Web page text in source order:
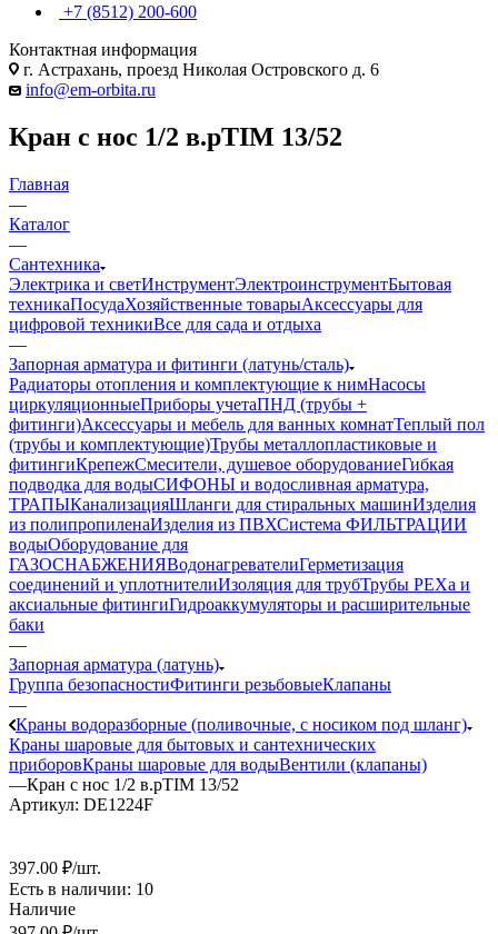
+7 (8512) 200-600
Контактная информация
г. Астрахань, проезд Николая Островского д. 6
info@em-orbita.ru
Кран с нос 1/2 в.рTIM 13/52
Главная
—
Каталог
—
Сантехника
Электрика и светИнструментЭлектроинструментБытовая
техникаПосудаХозяйственные товарыАксессуары для
цифровой техникиВсе для сада и отдыха
—
Запорная арматура и фитинги (латунь/сталь)
Радиаторы отопления и комплектующие к нимНасосы
циркуляционныеПриборы учетаПНД (трубы +
фитинги)Аксессуары и мебель для ванных комнатТеплый пол
(трубы и комплектующие)Трубы металлопластиковые и
фитингиКрепежСмесители, душевое оборудованиеГибкая
подводка для водыСИФОНЫ и водосливная арматура,
ТРАПЫКанализацияШланги для стиральных машинИзделия
из полипропиленаИзделия из ПВХСистема ФИЛЬТРАЦИИ
водыОборудование для
ГАЗОСНАБЖЕНИЯВодонагревателиГерметизация
соединений и уплотнителиИзоляция для трубТрубы PEXa и
аксиальные фитингиГидроаккумуляторы и расширительные
баки
—
Запорная арматура (латунь)
Группа безопасностиФитинги резьбовыеКлапаны
—
Краны водоразборные (поливочные, с носиком под шланг)
Краны шаровые для бытовых и сантехнических
приборовКраны шаровые для водыВентили (клапаны)
—Кран с нос 1/2 в.рTIM 13/52
Артикул: DE1224F
397.00 ₽/шт.
Есть в наличии: 10
Наличие